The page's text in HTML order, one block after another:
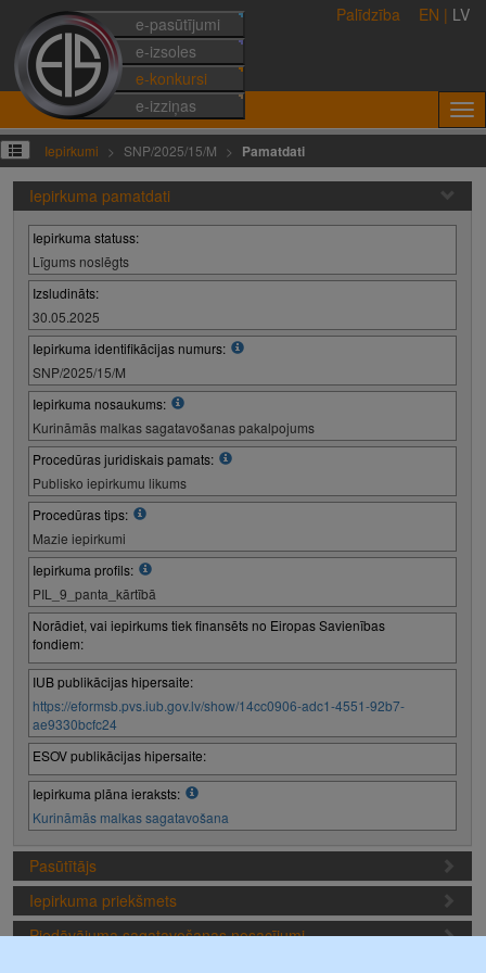
e-pasūtījumi
e-izsoles
e-konkursi
e-izziņas
Palīdzība EN | LV
Iepirkumi SNP/2025/15/M Pamatdati
Iepirkuma pamatdati
Iepirkuma statuss:
Līgums noslēgts
Izsludināts:
30.05.2025
Iepirkuma identifikācijas numurs:
SNP/2025/15/M
Iepirkuma nosaukums:
Kurināmās malkas sagatavošanas pakalpojums
Procedūras juridiskais pamats:
Publisko iepirkumu likums
Procedūras tips:
Mazie iepirkumi
Iepirkuma profils:
PIL_9_panta_kārtībā
Norādiet, vai iepirkums tiek finansēts no Eiropas Savienības
fondiem:
IUB publikācijas hipersaite:
https://eformsb.pvs.iub.gov.lv/show/14cc0906-adc1-4551-92b7-
ae9330bcfc24
ESOV publikācijas hipersaite:
Iepirkuma plāna ieraksts:
Kurināmās malkas sagatavošana
Pasūtītājs
Iepirkuma priekšmets
Piedāvājuma sagatavošanas nosacījumi